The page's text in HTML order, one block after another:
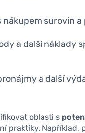
nákupem surovin
a další náklady
a další
oblasti s
praktiky. Například,